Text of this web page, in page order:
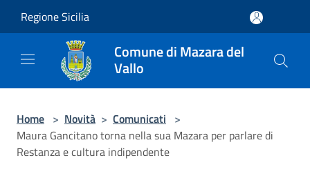
Regione Sicilia
Comune di Mazara del
Vallo
Home > Novità > Comunicati >
Maura Gancitano torna nella sua Mazara per parlare di
Restanza e cultura indipendente